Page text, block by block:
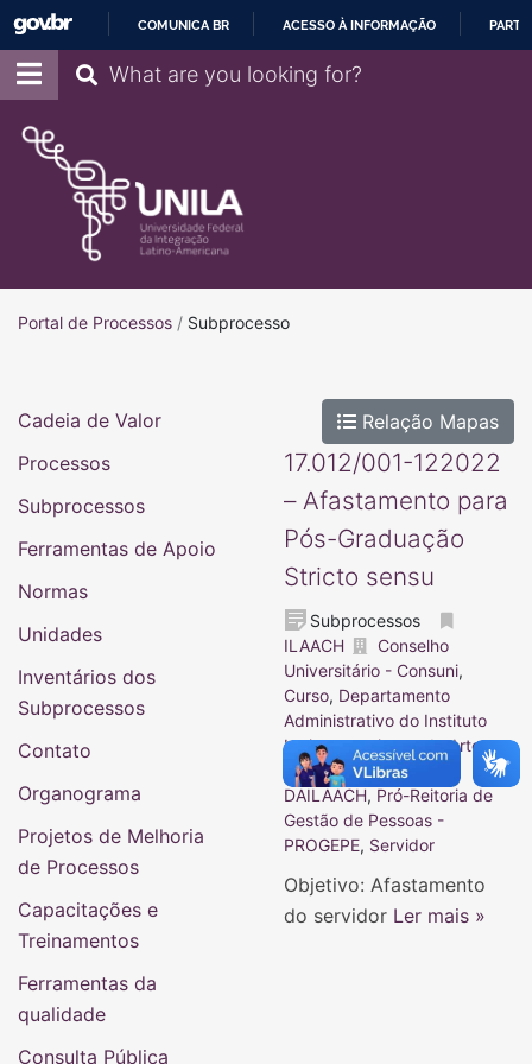
COMUNICA BR ACESSO À INFORMAÇÃO
Pesquisar
Portal de ProcessosPortal de Processos
/ Subprocesso
Relação Mapas
17.012/001-122022
– Afastamento para
Pós-Graduação
Stricto sensu
Subprocessos
ILAACH
Conselho
Universitário - Consuni,
Curso, Departamento
Administrativo do Instituto
Latino-americano de Arte,
Cultura e História -
DAILAACH, Pró-Reitoria de
Gestão de Pessoas -
PROGEPE, Servidor
Objetivo: Afastamento
do servidor Ler mais »
Cadeia de Valor
Processos
Subprocessos
Ferramentas de Apoio
Normas
Unidades
Inventários dos
Subprocessos
Contato
Organograma
Projetos de Melhoria
de Processos
Capacitações e
Treinamentos
Ferramentas da
qualidade
Consulta Pública